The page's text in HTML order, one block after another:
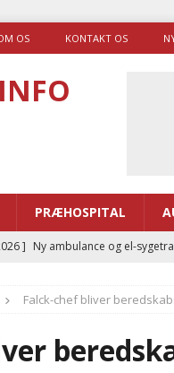
OS KONTAKT OS
PRÆHOSPITAL
] Ny ambulance og el-
]
Ny treårig
Falck-chef bliver